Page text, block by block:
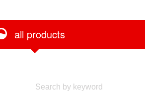
all products